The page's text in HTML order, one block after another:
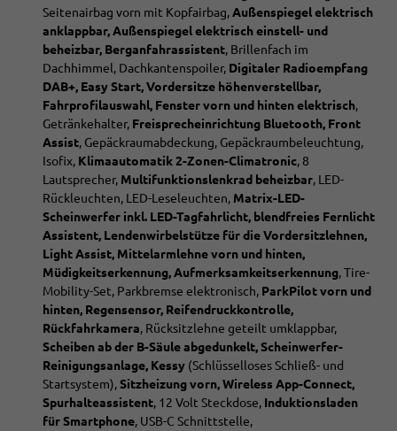
Seitenairbag vorn mit Kopfairbag,Außenspiegel elektrisch
anklappbar, Außenspiegel elektrisch einstell- und
beheizbar, Berganfahrassistent, Brillenfach im
Dachhimmel, Dachkantenspoiler, Digitaler Radioempfang
DAB+, Easy Start, Vordersitze höhenverstellbar,
Fahrprofilauswahl, Fenster vorn und hinten elektrisch,
Getränkehalter, Freisprecheinrichtung Bluetooth, Front
Assist, Gepäckraumabdeckung, Gepäckraumbeleuchtung,
Isofix, Klimaautomatik 2-Zonen-Climatronic, 8
Lautsprecher, Multifunktionslenkrad beheizbar, LED-
Rückleuchten, LED-Leseleuchten, Matrix-LED-
Scheinwerfer inkl. LED-Tagfahrlicht, blendfreies Fernlicht
Assistent, Lendenwirbelstütze für die Vordersitzlehnen,
Light Assist, Mittelarmlehne vorn und hinten,
Müdigkeitserkennung, Aufmerksamkeitserkennung, Tire-
Mobility-Set, Parkbremse elektronisch, ParkPilot vorn und
hinten, Regensensor, Reifendruckkontrolle,
Rückfahrkamera, Rücksitzlehne geteilt umklappbar,
Scheiben ab der B-Säule abgedunkelt, Scheinwerfer-
Reinigungsanlage, Kessy (Schlüsselloses Schließ- und
Startsystem),Sitzheizung vorn, Wireless App-Connect,
Spurhalteassistent, 12 Volt Steckdose, Induktionsladen
für Smartphone, USB-C Schnittstelle,